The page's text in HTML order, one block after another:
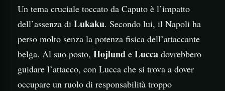
Un tema cruciale toccato da Caputo è l’impatto
dell’assenza di Lukaku. Secondo lui, il Napoli ha
perso molto senza la potenza fisica dell’attaccante
belga. Al suo posto, Hojlund e Lucca dovrebbero
guidare l’attacco, con Lucca che si trova a dover
occupare un ruolo di responsabilità troppo